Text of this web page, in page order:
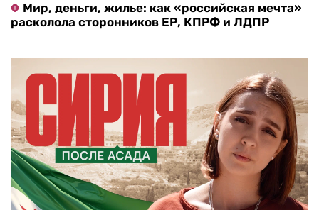
Мир, деньги, жилье: как «российская мечта»
расколола сторонников ЕР, КПРФ и ЛДПР